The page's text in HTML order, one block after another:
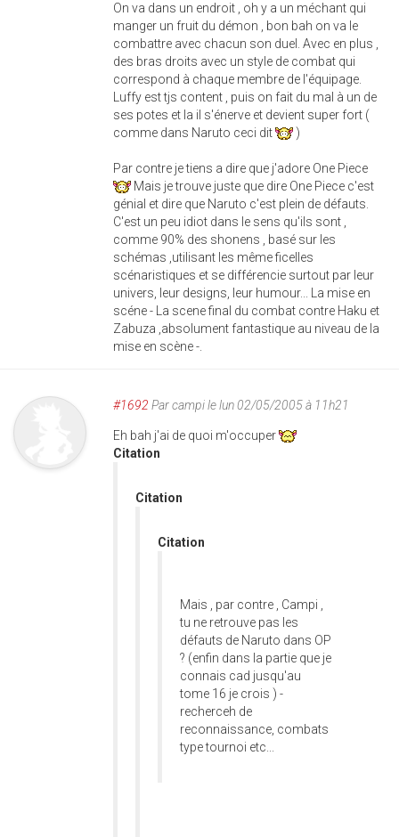
On va dans un endroit , oh y a un méchant qui
manger un fruit du démon , bon bah on va le
combattre avec chacun son duel. Avec en plus ,
des bras droits avec un style de combat qui
correspond à chaque membre de l'équipage.
Luffy est tjs content , puis on fait du mal à un de
ses potes et la il s'énerve et devient super fort (
comme dans Naruto ceci dit
)
Par contre je tiens a dire que j'adore One Piece
Mais je trouve juste que dire One Piece c'est
génial et dire que Naruto c'est plein de défauts.
C'est un peu idiot dans le sens qu'ils sont ,
comme 90% des shonens , basé sur les
schémas ,utilisant les même ficelles
scénaristiques et se différencie surtout par leur
univers, leur designs, leur humour... La mise en
scéne - La scene final du combat contre Haku et
Zabuza ,absolument fantastique au niveau de la
mise en scène -.
#1692 Parcampile lun 02/05/2005 à 11h21
Eh bah j'ai de quoi m'occuper
Citation
Citation
Citation
Mais , par contre , Campi ,
tu ne retrouve pas les
défauts de Naruto dans OP
? (enfin dans la partie que je
connais cad jusqu'au
tome 16 je crois ) -
recherceh de
reconnaissance, combats
type tournoi etc...